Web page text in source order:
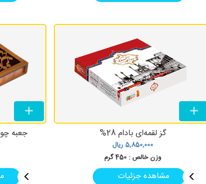
گز لقمه‌ای بادام 28%
5,850,000ریال
وزن خالص : 450 گرم
مشاهده جزئیات
جعبه